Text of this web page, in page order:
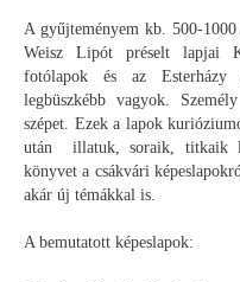
A gyűjteményem kb. 500-
Weisz Lipót préselt lapjai
fotólapok és az
legbüszkébb vagyok.
szépet. Ezek a lapok
után illatuk, soraik, titkaik
könyvet a csákvári
akár új témákkal is.
A bemutatott képeslapok: